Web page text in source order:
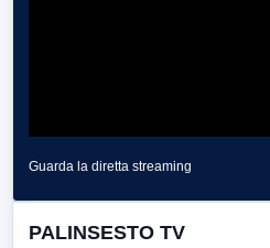
Guarda la diretta streaming
PALINSESTO TV